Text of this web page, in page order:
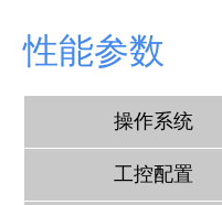
性能参数
操作系统
工控配置